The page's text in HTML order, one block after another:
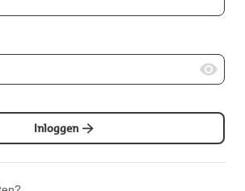
Inloggen